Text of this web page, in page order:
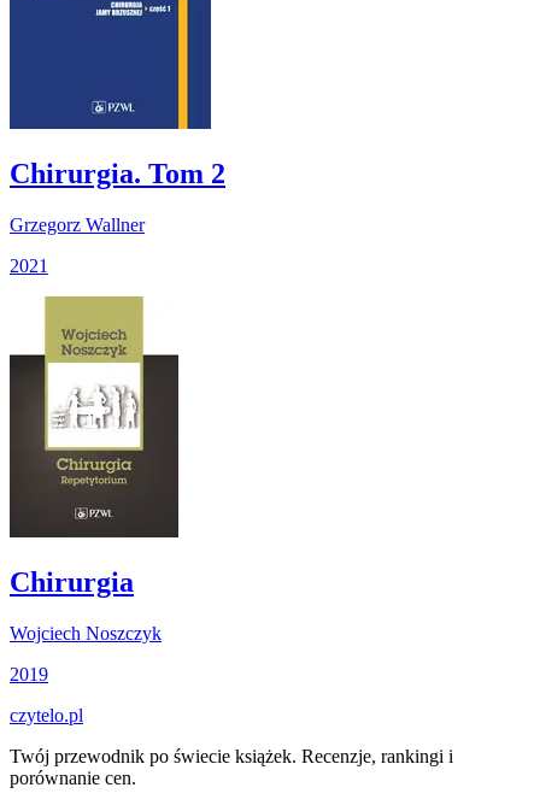
Chirurgia. Tom 2
Grzegorz Wallner
2021
Chirurgia
Wojciech Noszczyk
2019
czytelo.pl
Twój przewodnik po świecie książek. Recenzje, rankingi i
porównanie cen.